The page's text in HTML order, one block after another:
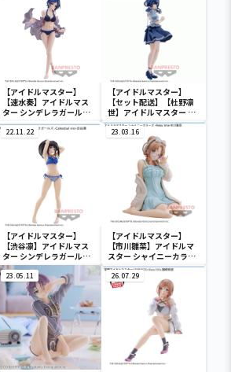
【アイドルマスター】
【速水奏】アイドルマス
ター シンデレラガールズ
-Celestial vivi-速水奏
【アイドルマスター】
【セット配送】【杜野凛
世】アイドルマスター シ
ャイニーカラーズ 杜野凛
世-階段式純情昇降機-
22.11.22
【アイドルマスター】
【渋谷凛】アイドルマス
ター シンデレラガールズ
-Celestial vivi-渋谷凛
23.03.16
【アイドルマスター】
【市川雛菜】アイドルマ
スター シャイニーカラー
ズ -Relax time-市川雛菜
23.05.11 26.07.29